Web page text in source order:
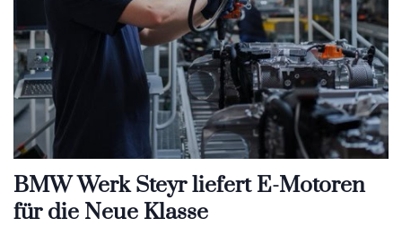
BMW Werk Steyr liefert E-Motoren
für die Neue Klasse